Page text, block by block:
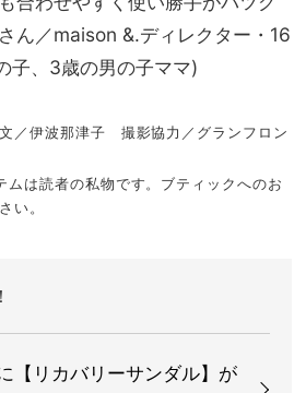
ん／maison &.ディレクター・16
子、3歳の男の子ママ)
／伊波那津子 撮影協力／グランフロン
は読者の私物です。ブティックへのお
い。
【リカバリーサンダル】が